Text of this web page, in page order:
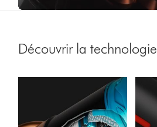
Découvrir la technologie